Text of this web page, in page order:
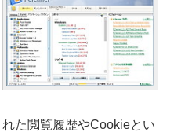
た閲覧履歴やCookieとい